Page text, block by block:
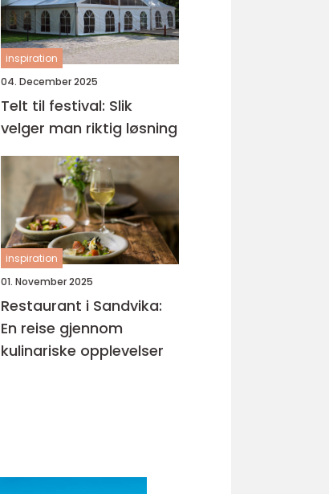
inspiration
04. December 2025
Telt til festival: Slik
velger man riktig løsning
inspiration
01. November 2025
Restaurant i Sandvika:
En reise gjennom
kulinariske opplevelser